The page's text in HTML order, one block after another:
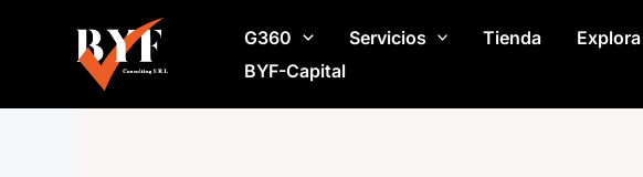
contenido
G360 Servicios Tienda Explora
BYF-Capital